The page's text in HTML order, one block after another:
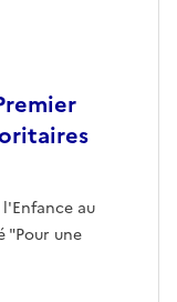
au
"Pour une